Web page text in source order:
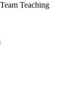
Teaching